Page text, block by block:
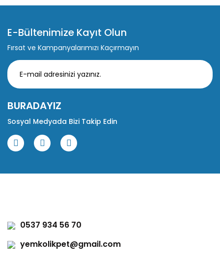
E-Bültenimize Kayıt Olun
Fırsat ve Kampanyalarımızı Kaçırmayın
BURADAYIZ
Sosyal Medyada Bizi Takip Edin
0537 934 56 70
yemkolikpet@gmail.com